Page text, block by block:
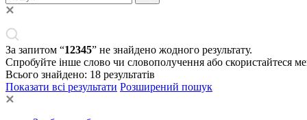
За запитом “12345” не знайдено жодного результату.
Спробуйте інше слово чи словополучення або скористайтеся
Всього знайдено: 18 результатів
Показати всі результати Розширений пошук